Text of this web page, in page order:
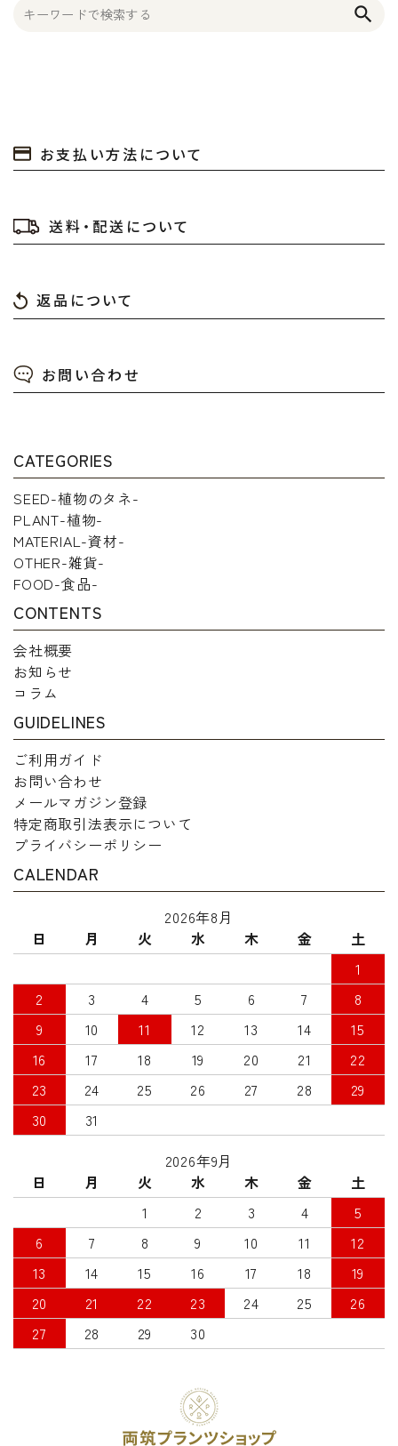
search
お支払い方法について
送料・配送について
返品について
お問い合わせ
CATEGORIES
SEED-植物のタネ-
PLANT-植物-
MATERIAL-資材-
OTHER-雑貨-
FOOD-食品-
CONTENTS
会社概要
お知らせ
コラム
GUIDELINES
ご利用ガイド
お問い合わせ
メールマガジン登録
特定商取引法表示について
プライバシーポリシー
CALENDAR
2026年8月
日
月 火 水 木 金
土
1
2
3 4 5 6 7
8
9
10 11 12 13 14
15
16
17 18 19 20 21
22
23
24 25 26 27 28
29
30
31
2026年9月
日
月 火 水 木 金
土
1
2 3 4
5
6
7 8 9 10 11
12
13
14 15 16 17 18
19
20
21 22 23 24 25
26
27
28 29 30